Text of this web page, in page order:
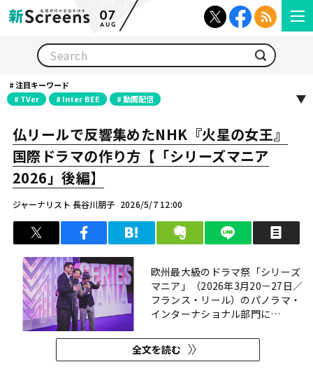
07
AUG
注目キーワード
TVer
Inter BEE 動画配信
仏リールで反響集めたNHK『火星の女王』
国際ドラマの作り方【「シリーズマニア
2026」後編】
ジャーナリスト 長谷川朋子 2026/5/7 12:00
ツイート シェア はてブ クリップ LINEで送る
欧州最大級のドラマ祭「シリーズ
マニア」（2026年3月20－27日／
フランス・リール）のパノラマ・
インターナショナル部門に
関心を集めた。シリーズマニア
2026特集・後編では、日本発の
全文を読む